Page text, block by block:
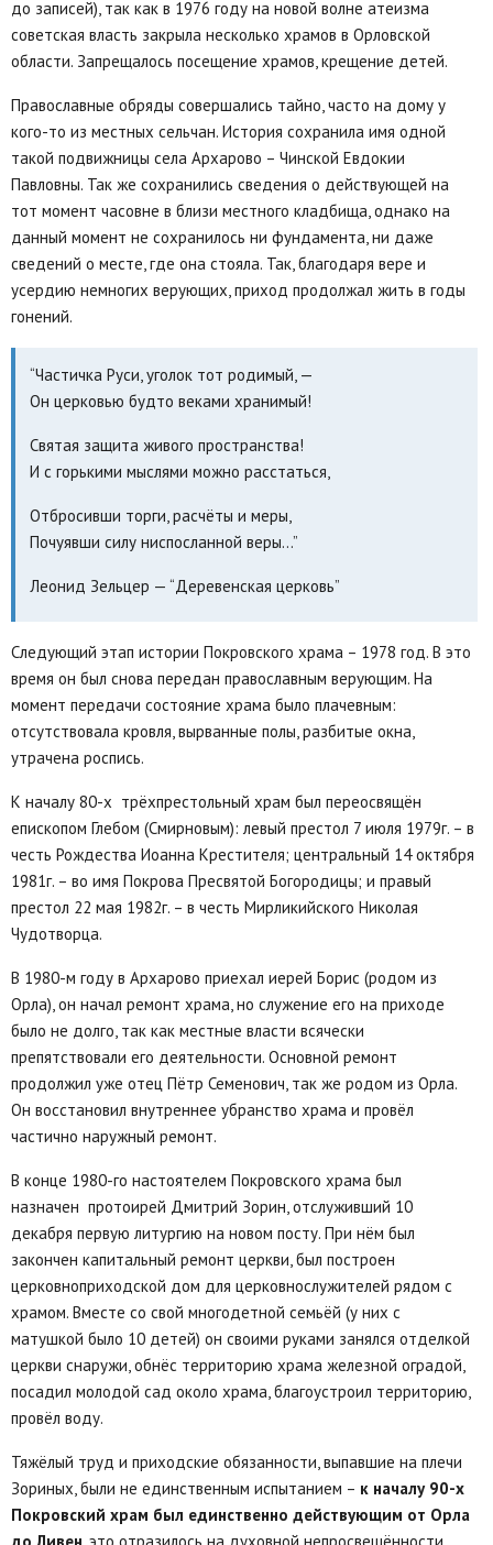
до записей), так как в 1976 году на новой волне атеизма
советская власть закрыла несколько храмов в Орловской
области. Запрещалось посещение храмов, крещение детей.
Православные обряды совершались тайно, часто на дому у
кого-то из местных сельчан. История сохранила имя одной
такой подвижницы села Архарово – Чинской Евдокии
Павловны. Так же сохранились сведения о действующей на
тот момент часовне в близи местного кладбища, однако на
данный момент не сохранилось ни фундамента, ни даже
сведений о месте, где она стояла. Так, благодаря вере и
усердию немногих верующих, приход продолжал жить в годы
гонений.
“Частичка Руси, уголок тот родимый, —
Он церковью будто веками хранимый!
Святая защита живого пространства!
И с горькими мыслями можно расстаться,
Отбросивши торги, расчёты и меры,
Почуявши силу ниспосланной веры…”
Леонид Зельцер — “Деревенская церковь”
Следующий этап истории Покровского храма – 1978 год. В это
время он был снова передан православным верующим. На
момент передачи состояние храма было плачевным:
отсутствовала кровля, вырванные полы, разбитые окна,
утрачена роспись.
К началу 80-х трёхпрестольный храм был переосвящён
епископом Глебом (Смирновым): левый престол 7 июля 1979г. – в
честь Рождества Иоанна Крестителя; центральный 14 октября
1981г. – во имя Покрова Пресвятой Богородицы; и правый
престол 22 мая 1982г. – в честь Мирликийского Николая
Чудотворца.
В 1980-м году в Архарово приехал иерей Борис (родом из
Орла), он начал ремонт храма, но служение его на приходе
было не долго, так как местные власти всячески
препятствовали его деятельности. Основной ремонт
продолжил уже отец Пётр Семенович, так же родом из Орла.
Он восстановил внутреннее убранство храма и провёл
частично наружный ремонт.
В конце 1980-го настоятелем Покровского храма был
назначен протоирей Дмитрий Зорин, отслуживший 10
декабря первую литургию на новом посту. При нём был
закончен капитальный ремонт церкви, был построен
церковноприходской дом для церковнослужителей рядом с
храмом. Вместе со свой многодетной семьёй (у них с
матушкой было 10 детей) он своими руками занялся отделкой
церкви снаружи, обнёс территорию храма железной оградой,
посадил молодой сад около храма, благоустроил территорию,
провёл воду.
Тяжёлый труд и приходские обязанности, выпавшие на плечи
Зориных, были не единственным испытанием – к началу 90-х
Покровский храм был единственно действующим от Орла